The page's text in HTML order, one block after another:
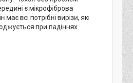
є мікрофіброва
всі потрібні вирізи, які
при падіннях.